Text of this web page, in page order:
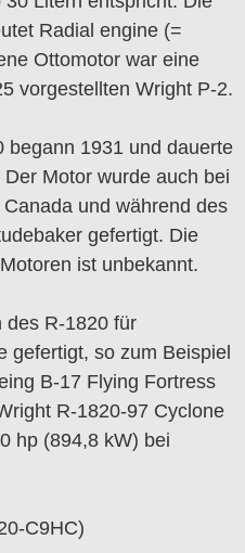
Radial engine (=
Ottomotor war eine
vorgestellten Wright P-2.
begann 1931 und dauerte
Motor wurde auch bei
und während des
gefertigt. Die
ist unbekannt.
des R-1820 für
gefertigt, so zum Beispiel
B-17 Flying Fortress
R-1820-97 Cyclone
hp (894,8 kW) bei
C9HC)